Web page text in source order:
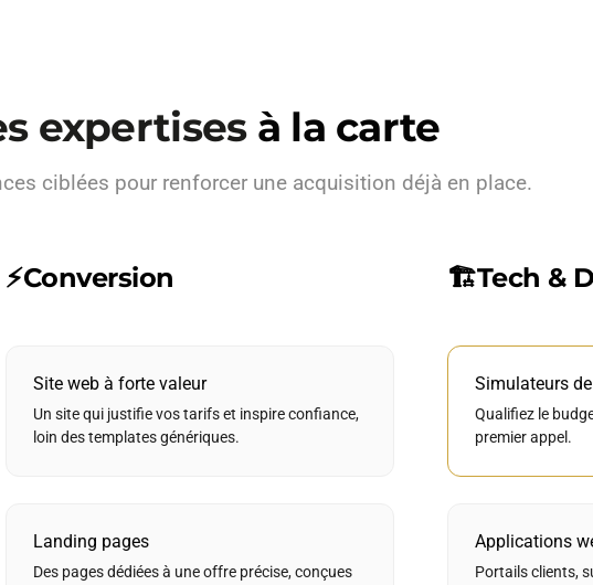
expertises à la carte
ciblées pour renforcer une acquisition déjà en place.
⚡Conversion
Site web à forte valeur
Un site qui justifie vos tarifs et inspire confiance,
loin des templates génériques.
Landing pages
Des pages dédiées à une offre précise, conçues
🏗️Tech &
Simulateurs
Qualifiez le
premier appel.
Applications
Portails clients,